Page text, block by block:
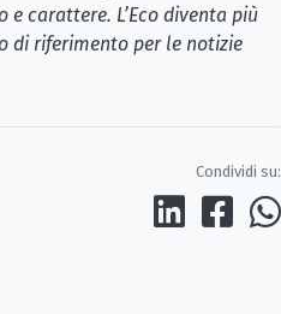
carattere. L’Eco diventa più
di riferimento per le notizie
Condividi su: